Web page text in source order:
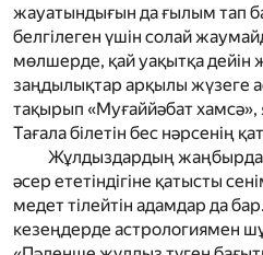
жауатындығын да ғылым тап
белгілеген үшін солай
мөлшерде, қай уақытқа дейін
заңдылықтар арқылы жүзеге
тақырып «Муғаййәбат хамсә»,
Тағала білетін бес нәрсенің
Жұлдыздардың жаңбырдан
әсер ететіндігіне қатысты
медет тілейтін адамдар да
кезеңдерде астрологиямен